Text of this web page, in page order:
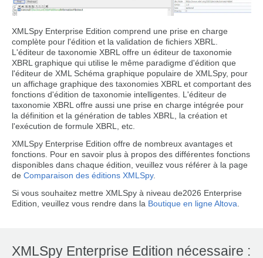
XMLSpy Enterprise Edition comprend une prise en charge
complète pour l'édition et la validation de fichiers XBRL.
L'éditeur de taxonomie XBRL offre un éditeur de taxonomie
XBRL graphique qui utilise le même paradigme d'édition que
l'éditeur de XML Schéma graphique populaire de XMLSpy, pour
un affichage graphique des taxonomies XBRL et comportant des
fonctions d'édition de taxonomie intelligentes. L'éditeur de
taxonomie XBRL offre aussi une prise en charge intégrée pour
la définition et la génération de tables XBRL, la création et
l'exécution de formule XBRL, etc.
XMLSpy Enterprise Edition offre de nombreux avantages et
fonctions. Pour en savoir plus à propos des différentes fonctions
disponibles dans chaque édition, veuillez vous référer à la page
de Comparaison des éditions XMLSpy.
Si vous souhaitez mettre XMLSpy à niveau de2026 Enterprise
Edition, veuillez vous rendre dans la Boutique en ligne Altova
XMLSpy Enterprise Edition nécessaire :